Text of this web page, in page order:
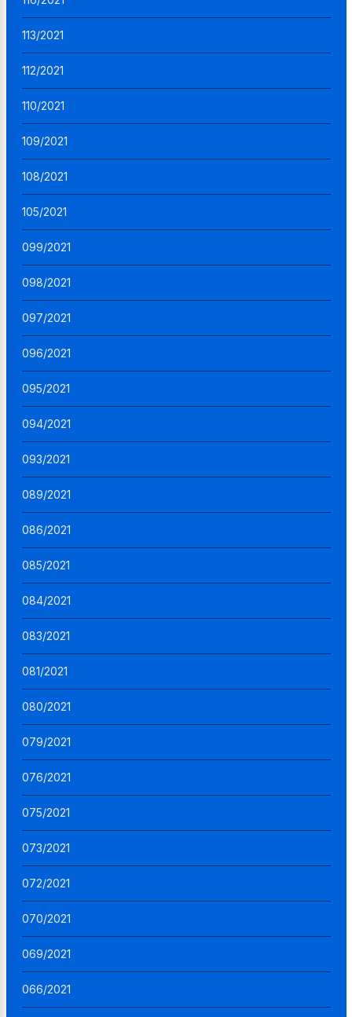
113/2021
112/2021
110/2021
109/2021
108/2021
105/2021
099/2021
098/2021
097/2021
096/2021
095/2021
094/2021
093/2021
089/2021
086/2021
085/2021
084/2021
083/2021
081/2021
080/2021
079/2021
076/2021
075/2021
073/2021
072/2021
070/2021
069/2021
066/2021